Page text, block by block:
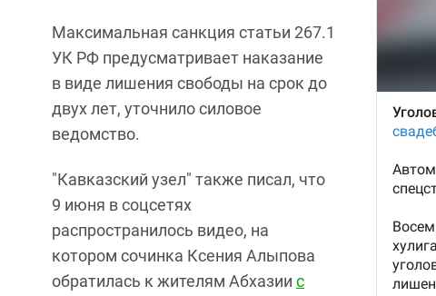
Максимальная санкция статьи 267.1
УК РФ предусматривает наказание
в виде лишения свободы на срок до
двух лет, уточнило силовое
ведомство.
"Кавказский узел" также писал, что
9 июня в соцсетях
распространилось видео, на
котором сочинка Ксения Алыпова
обратилась к жителям Абхазии с